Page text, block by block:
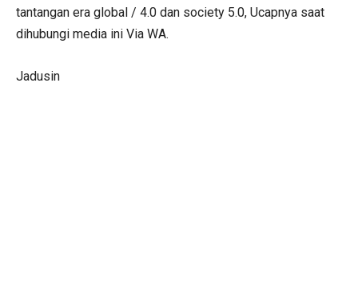
tantangan era global / 4.0 dan society 5.0, Ucapnya saat
dihubungi media ini Via WA.
Jadusin